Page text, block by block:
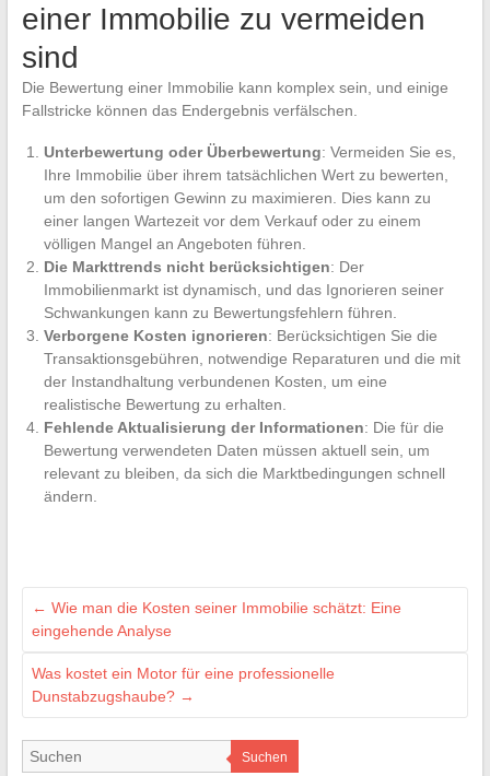
einer Immobilie zu vermeiden
sind
Die Bewertung einer Immobilie kann komplex sein, und einige
Fallstricke können das Endergebnis verfälschen.
Unterbewertung oder Überbewertung: Vermeiden Sie es,
Ihre Immobilie über ihrem tatsächlichen Wert zu bewerten,
um den sofortigen Gewinn zu maximieren. Dies kann zu
einer langen Wartezeit vor dem Verkauf oder zu einem
völligen Mangel an Angeboten führen.
Die Markttrends nicht berücksichtigen: Der
Immobilienmarkt ist dynamisch, und das Ignorieren seiner
Schwankungen kann zu Bewertungsfehlern führen.
Verborgene Kosten ignorieren: Berücksichtigen Sie die
Transaktionsgebühren, notwendige Reparaturen und die mit
der Instandhaltung verbundenen Kosten, um eine
realistische Bewertung zu erhalten.
Fehlende Aktualisierung der Informationen: Die für die
Bewertung verwendeten Daten müssen aktuell sein, um
relevant zu bleiben, da sich die Marktbedingungen schnell
ändern.
← Wie man die Kosten seiner Immobilie schätzt: Eine
eingehende Analyse
Was kostet ein Motor für eine professionelle
Dunstabzugshaube? →
Suchen